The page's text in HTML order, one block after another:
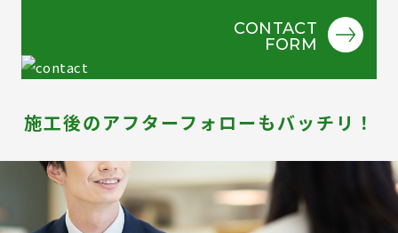
CONTACT
FORM
施工後のアフターフォローもバッチリ！